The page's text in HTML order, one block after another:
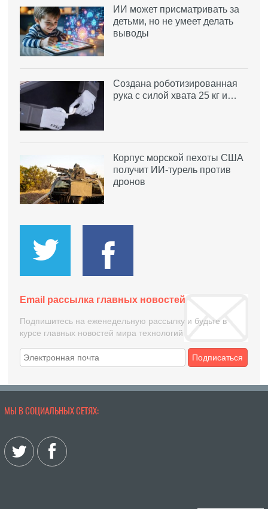
ИИ может присматривать за
детьми, но не умеет делать
выводы
Создана роботизированная
рука с силой хвата 25 кг и…
Корпус морской пехоты США
получит ИИ-турель против
дронов
Email рассылка главных новостей
Подпишитесь на еженедельную рассылку и будьте в
курсе главных новостей мира технологий
Подписаться
МЫ В СОЦИАЛЬНЫХ СЕТЯХ: